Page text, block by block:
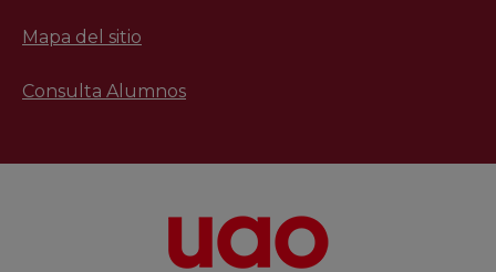
Mapa del sitio
Consulta Alumnos